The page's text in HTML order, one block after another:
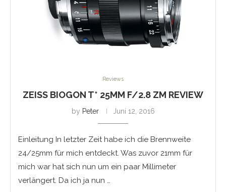
Reviews
ZEISS BIOGON T* 25MM F/2.8 ZM REVIEW
by Peter Juni 12, 2016
Einleitung In letzter Zeit habe ich die Brennweite
24/25mm für mich entdeckt. Was zuvor 21mm für
mich war hat sich nun um ein paar Millimeter
verlängert. Da ich ja nun …